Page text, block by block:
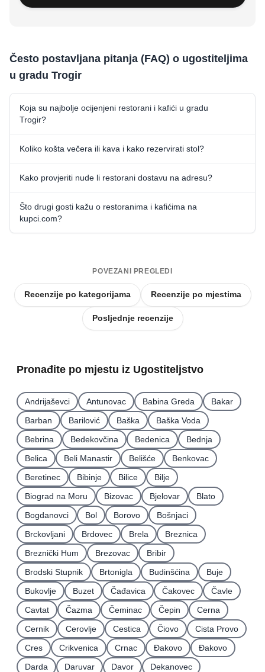
Često postavljana pitanja (FAQ) o ugostiteljima
u gradu Trogir
Koja su najbolje ocijenjeni restorani i kafići u gradu
Trogir?
Koliko košta večera ili kava i kako rezervirati stol?
Kako provjeriti nude li restorani dostavu na adresu?
Što drugi gosti kažu o restoranima i kafićima na
kupci.com?
POVEZANI PREGLEDI
Recenzije po kategorijama Recenzije po mjestima
Posljednje recenzije
Pronađite po mjestu iz Ugostiteljstvo
Andrijaševci Antunovac Babina Greda
Bakar
Barban
Barilović Baška
Baška Voda
Bebrina
Bedekovčina Bedenica
Bednja
Belica
Beli Manastir Belišće
Benkovac
Beretinec
Bibinje Bilice
Bilje
Biograd na Moru
Bizovac Bjelovar
Blato
Bogdanovci
Bol Borovo
Bošnjaci
Brckovljani
Brdovec Brela
Breznica
Breznički Hum
Brezovac
Bribir
Brodski Stupnik
Brtonigla Budinšćina
Buje
Bukovlje
Buzet Čađavica Čakovec
Čavle
Cavtat
Čazma Čeminac Čepin
Cerna
Cernik
Cerovlje Cestica Čiovo
Cista Provo
Cres
Crikvenica Crnac Đakovo
Ðakovo
Darda
Daruvar Davor
Dekanovec